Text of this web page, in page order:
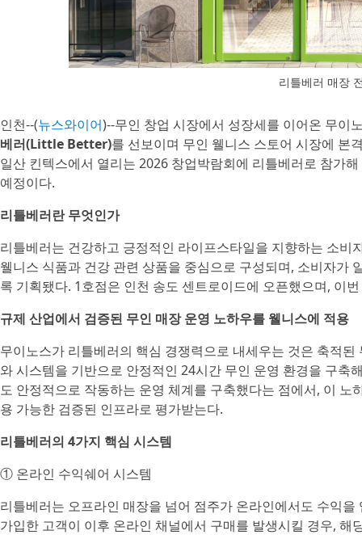
리틀베러 매장
인천--(뉴스와이어)--무인 창업 시장에서 성장세를 이어온 무이
베러(Little Better)를 선보이며 무인 웰니스 스토어 시장에 본
일산 킨텍스에서 열리는 2026 창업박람회에 리틀베러로 참가
예정이다.
리틀베러란 무엇인가
리틀베러는 건강하고 긍정적인 라이프스타일을 지향하는 소
웰니스 식품과 건강 관련 상품을 중심으로 구성되며, 소비자가
록 기획됐다. 1호점은 인천 송도 센트로이드에 오픈했으며, 이
규제 산업에서 검증된 무인 매장 운영 노하우를 웰니스에 적용
무이노스가 리틀베러의 핵심 경쟁력으로 내세우는 것은 축적
와 시스템을 기반으로 안정적인 24시간 무인 운영 환경을 구축
도 안정적으로 작동하는 운영 체계를 구축했다는 점에서, 이 노
용 가능한 검증된 인프라로 평가받는다.
리틀베러의 4가지 핵심 시스템
① 온라인 수익쉐어 시스템
리틀베러는 오프라인 매장을 넘어 점주가 온라인에서도 수익
가입한 고객이 이후 온라인 채널에서 구매를 발생시킬 경우,